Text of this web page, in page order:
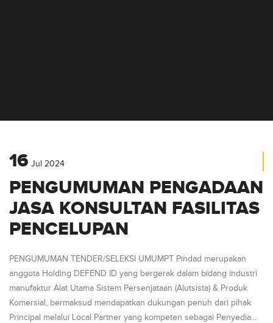
INFORMASI PENGADAAN
16 Jul 2024
PENGUMUMAN PENGADAAN
JASA KONSULTAN FASILITAS
PENCELUPAN
PENGUMUMAN TENDER/SELEKSI UMUMPT Pindad merupakan
anggota Holding DEFEND ID yang bergerak dalam bidang industri
manufaktur Alat Utama Sistem Persenjataan (Alutsista) & Produk
Komersial, bermaksud mendapatkan dukungan penuh dari pihak
Principal melalui Local Partner yang kompeten sebagai Penyedia...